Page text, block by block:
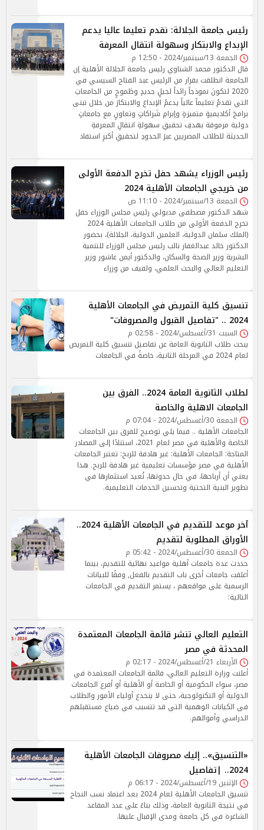
رئيس جامعة الجلالة: نقدم تعليما عاليا يدعم
الإبداع والابتكار وسهولة انتقال المعرفة
الجمعة 13/سبتمبر/2024 - 12:50 م
قال الدكتور محمد الشناوي رئيس جامعة الجلالة الأهلية إن
الجامعة انطلقت بقرار من الرئيس عبد الفتاح السيسي في
2020 لتكونَ نموذجاً رائداً لجيلٍ جديدٍ وطَموحٍ من الجامعاتِ
التي تقدمُ تعليماً عالياً يدعمُ الإبداعَ والابتكارَ من خلال تبنى
برامجَ أكاديميةٍ متميزةٍ وإبرامِ شَراكاتٍ وتعاونٍ مع جامعاتٍ
دولية مرموقة بهدفِ تحقيقِ سهولةِ انتقالِ المعرفةِ
الحديثة للطلاب المصريين عبرَ الحدودِ لتحقيقِ أكبرِ استفاد
رئيس الوزراء يشهد حفل تخرج الدفعة الأولى
من خريجي الجامعات الأهلية 2024
الجمعة 13/سبتمبر/2024 - 11:10 ص
شهد الدكتور مصطفى مدبولي رئيس مجلس الوزراء حفل
تخرج الدفعة الأولى من طلاب الجامعات الأهلية 2024
(الملك سلمان الدولية، العلمين الدولية، الجلالة)، بحضور
الدكتور خالد عبدالغفار نائب رئيس مجلس الوزراء للتنمية
البشرية وزير الصحة والسكان، والدكتور أيمن عاشور وزير
التعليم العالي والبحث العلمي، ولفيف من وزراء
تنسيق كلية التمريض في الجامعات الأهلية
2024 .. "تفاصيل القبول والمصروفات"
السبت 31/أغسطس/2024 - 02:58 م
يبحث طلاب الثانوية العامة عن تفاصيل تنسيق كلية التمريض
لعام 2024 في المرحلة الثانية، خاصةً في الجامعات
لطلاب الثانوية العامة 2024.. الفرق بين
الجامعات الاهلية والخاصة
الجمعة 30/أغسطس/2024 - 07:04 م
الجامعات الأهلية .. فيما يلي توضيح للفرق بين الجامعات
الخاصة والأهلية في مصر لعام 2021، استنادًا إلى المصادر
المتاحة: الجامعات الأهلية: غير هادفة للربح: تعتبر الجامعات
الأهلية في مصر مؤسسات تعليمية غير هادفة للربح. هذا
يعني أن أرباحها، في حال حدوثها، تُعيد استثمارها في
تطوير البنية التحتية وتحسين الخدمات التعليمية.
آخر موعد للتقديم في الجامعات الأهلية 2024..
الأوراق المطلوبة لتقديم
الجمعة 30/أغسطس/2024 - 05:42 م
حددت عدة جامعات أهلية مواعيد نهائية للتقديم، بينما
أغلقت جامعات أخرى باب التقديم بالفعل, وفقًا للبيانات
الرسمية على مواقعهم ، يستمر التقديم في الجامعات
التالية:
التعليم العالي تنشر قائمة الجامعات المعتمدة
المحدثة في مصر
الأربعاء 21/أغسطس/2024 - 02:17 م
أعلنت وزارة التعليم العالي، قائمة الجامعات المعتمدة في
مصر، سواء الحكومية أو الخاصة أو الأهلية أو أفرع الجامعات
الدولية أو التكنولوجية، حتى لا ينخدع أولياء الأمور والطلاب
في الكيانات الوهمية التي قد تتسبب في ضياع مستقبلهم
الدراسي وأموالهم.
«التنسيق».. إليك مصروفات الجامعات الأهلية
2024.. |تفاصيل
الإثنين 19/أغسطس/2024 - 06:17 م
تنسيق الجامعات الأهلية لعام 2024 بعد اعتماد نسب النجاح
في نتيجة الثانوية العامة، وذلك بناءً على عدد المقاعد
الشاغرة في كل جامعة ومدى الإقبال عليها.